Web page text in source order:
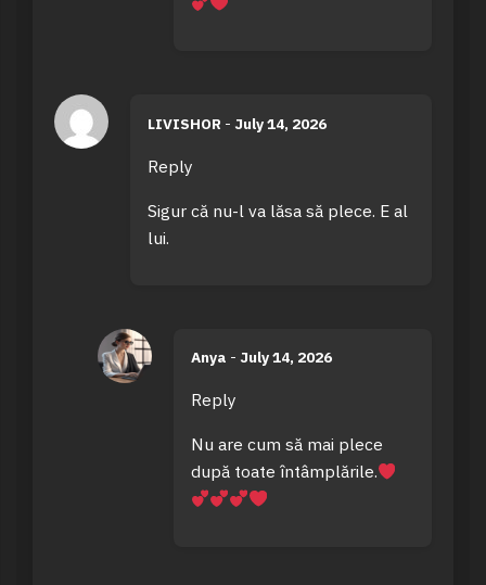
LIVISHOR - July 14, 2026
Reply
Sigur că nu-l va lăsa să plece. E al
lui.
Anya - July 14, 2026
Reply
Nu are cum să mai plece
după toate întâmplările.